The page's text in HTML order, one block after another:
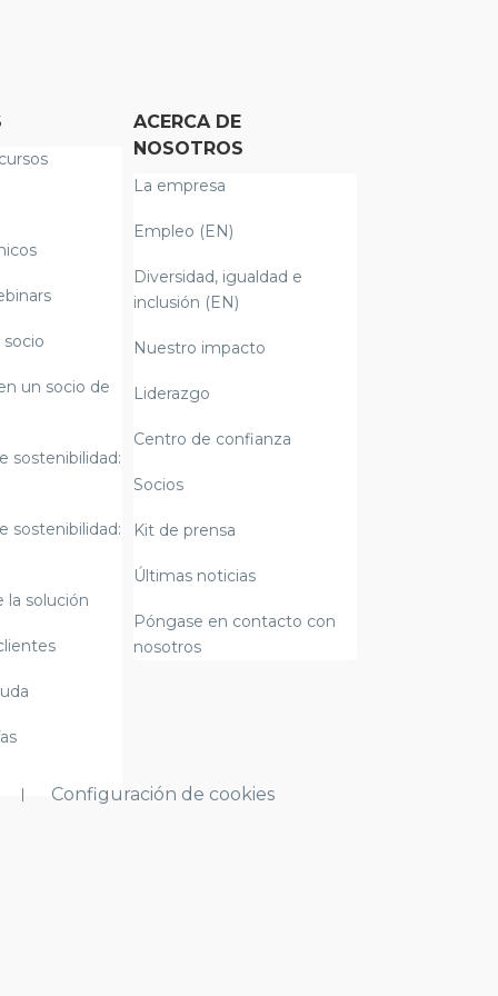
un socio de
sostenibilidad:
sostenibilidad:
la solución
ACERCA DE
NOSOTROS
La empresa
Empleo (EN)
Diversidad, igualdad e
inclusión (EN)
Nuestro impacto
Liderazgo
Centro de confianza
Socios
Kit de prensa
Últimas noticias
Póngase en contacto con
nosotros
Configuración de cookies